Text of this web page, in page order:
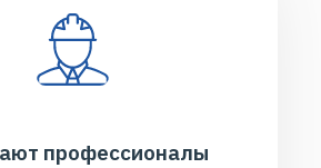
профессионалы